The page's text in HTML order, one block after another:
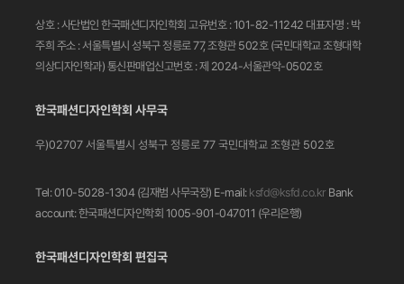
상호 : 사단법인 한국패션디자인학회 고유번호 : 101-82-11242 대표자명 : 박
주희 주소 : 서울특별시 성북구 정릉로 77, 조형관 502호 (국민대학교 조형대학
의상디자인학과) 통신판매업신고번호 : 제 2024-서울관악-0502호
한국패션디자인학회 사무국
우)02707 서울특별시 성북구 정릉로 77 국민대학교 조형관 502호
Tel: 010-5028-1304 (김재범 사무국장) E-mail: ksfd@ksfd.co.kr Bank
account: 한국패션디자인학회 1005-901-047011 (우리은행)
한국패션디자인학회 편집국